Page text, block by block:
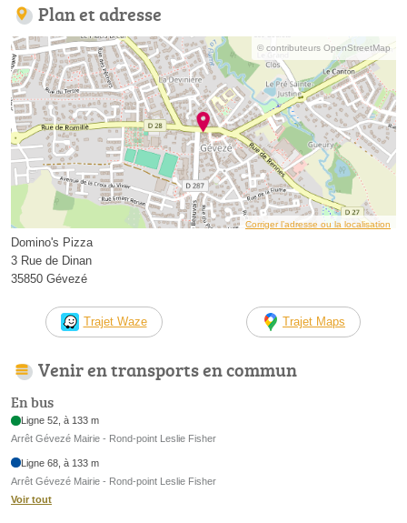
Plan et adresse
© contributeurs OpenStreetMap
Corriger l’adresse ou la localisation
Domino's Pizza
3 Rue de Dinan
35850 Gévezé
Trajet Waze Trajet Maps
Venir en transports en commun
En bus
Ligne 52, à 133 m
Arrêt Gévezé Mairie - Rond-point Leslie Fisher
Ligne 68, à 133 m
Arrêt Gévezé Mairie - Rond-point Leslie Fisher
Voir tout